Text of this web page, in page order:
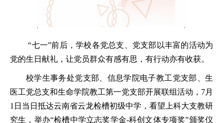
“七一”前后，学校各党总支、党支部以丰富的活动为
党的生日献礼，让党员群众有感有思，有行动亦有收获。
校学生事务处党支部、信息学院电子教工党支部、生
医工党总支和生命学院教工第一党支部开展联组活动，7月
1日当日抵达云南省云龙检槽初级中学，看望上科大支教研
究生，举办“检槽中学立志奖学金-科创文体专项奖”颁奖仪